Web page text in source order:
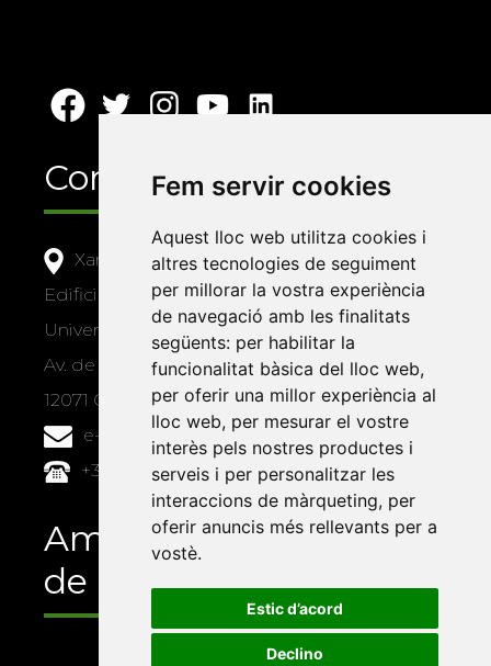
Fem servir cookies
Aquest lloc web utilitza cookies i
altres tecnologies de seguiment
per millorar la vostra experiència
de navegació amb les finalitats
següents: per habilitar la
funcionalitat bàsica del lloc web,
per oferir una millor experiència al
lloc web, per mesurar el vostre
interès pels nostres productes i
serveis i per personalitzar les
interaccions de màrqueting, per
oferir anuncis més rellevants per a
vostè.
Estic d’acord
Declino
Contacte
Xarxa Vives d'Universitats
Edifici Àgora
Universitat Jaume I, local 10
Av. de Vicent Sos Baynat, s/n
12071 Castelló de la Plana
e-buc@vives.org
+34 964 72 89 93
Amb el suport
de